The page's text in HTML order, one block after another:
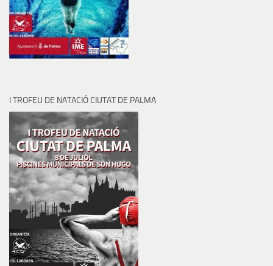
I TROFEU DE NATACIÓ CIUTAT DE PALMA